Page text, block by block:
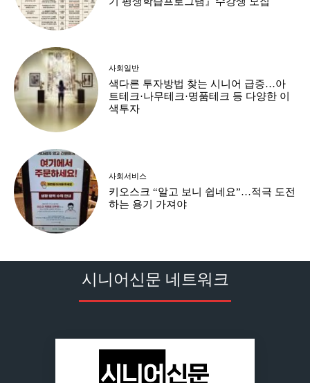
사회일반
색다른 투자방법 찾는 시니어 급증…아
트테크·나무테크·명품테크 등 다양한 이
색투자
사회서비스
키오스크 “알고 보니 쉽네요”…적극 도전
하는 용기 가져야
시니어신문 네트워크